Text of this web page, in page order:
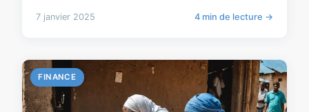
7 janvier 2025 4 min de lecture →
FINANCE